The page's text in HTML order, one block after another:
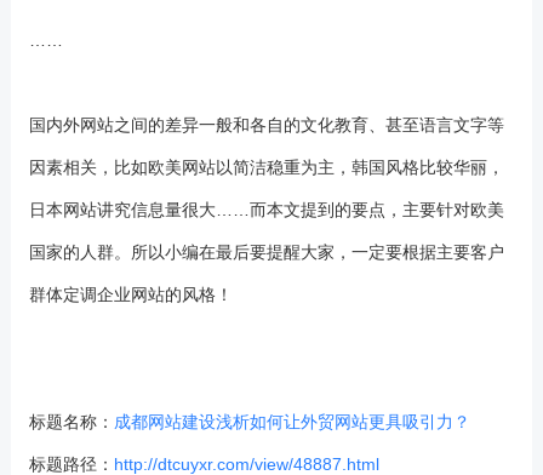
国内外网站之间的差异一般和各自的文化教育、甚至语言文字等
因素相关，比如欧美网站以简洁稳重为主，韩国风格比较华丽，
日本网站讲究信息量很大……而本文提到的要点，主要针对欧美
国家的人群。所以小编在最后要提醒大家，一定要根据主要客户
群体定调企业网站的风格！
标题名称： 成都网站建设浅析如何让外贸网站更具吸引力？
标题路径： http://dtcuyxr.com/view/48887.html